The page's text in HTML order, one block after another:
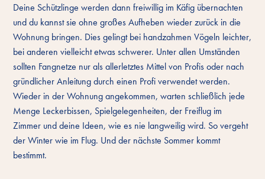
Deine Schützlinge werden dann freiwillig im Käfig übernachten
und du kannst sie ohne großes Aufheben wieder zurück in die
Wohnung bringen. Dies gelingt bei handzahmen Vögeln leichter,
bei anderen vielleicht etwas schwerer. Unter allen Umständen
sollten Fangnetze nur als allerletztes Mittel von Profis oder nach
gründlicher Anleitung durch einen Profi verwendet werden.
Wieder in der Wohnung angekommen, warten schließlich jede
Menge Leckerbissen, Spielgelegenheiten, der Freiflug im
Zimmer und deine Ideen, wie es nie langweilig wird. So vergeht
der Winter wie im Flug. Und der nächste Sommer kommt
bestimmt.